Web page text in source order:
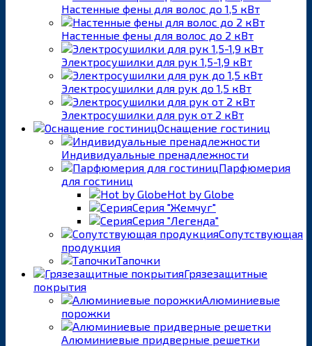
Настенные фены для волос до 1,5 кВт
Настенные фены для волос до 2 кВт
Электросушилки для рук 1,5-1,9 кВт
Электросушилки для рук до 1,5 кВт
Электросушилки для рук от 2 кВт
Оснащение гостиниц
Индивидуальные пренадлежности
Парфюмерия
для гостиниц
Hot by Globe
Серия "Жемчуг"
Серия "Легенда"
Сопутствующая
продукция
Тапочки
Грязезащитные
покрытия
Алюминиевые
порожки
Алюминиевые придверные решетки